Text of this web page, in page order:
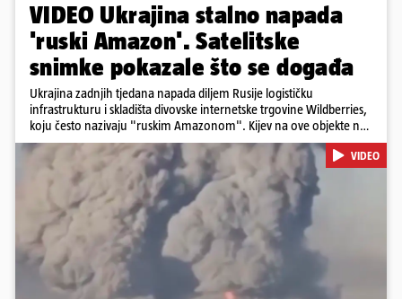
VIDEO Ukrajina stalno napada
'ruski Amazon'. Satelitske
snimke pokazale što se događa
Ukrajina zadnjih tjedana napada diljem Rusije logističku
infrastrukturu i skladišta divovske internetske trgovine Wildberries,
koju često nazivaju "ruskim Amazonom". Kijev na ove objekte ne
gleda samo kao na obična trgovačka skladišta, već tvrdi da ih ruske
snage koriste i za vojne potrebe, odnosno za skladištenje i
distribuciju dijelova za dronove i druge opreme koja se koristi u
ratu. S druge strane, napadi služe i kao izravan odgovor na ruska
bombardiranja ukrajinske poštanske i logističke infrastrukture te
kao način da se ekonomske posljedice rata prenesu dublje na ruski
teritorij i približe običnim građanima.
Pokretanje videa...
VIDEO